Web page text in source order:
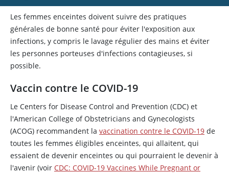
Les femmes enceintes doivent suivre des pratiques
générales de bonne santé pour éviter l'exposition aux
infections, y compris le lavage régulier des mains et éviter
les personnes porteuses d'infections contagieuses, si
possible.
Vaccin contre le COVID-19
Le Centers for Disease Control and Prevention (CDC) et
l'American College of Obstetricians and Gynecologists
(ACOG) recommandent la vaccination contre le COVID-19 de
toutes les femmes éligibles enceintes, qui allaitent, qui
essaient de devenir enceintes ou qui pourraient le devenir à
l'avenir (voir CDC: COVID-19 Vaccines While Pregnant or